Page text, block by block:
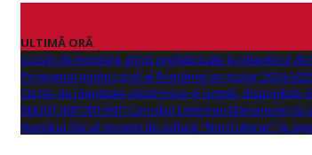
ULTIMĂ ORĂ
Lucrări de montare grinzi prefabricate la obiectivul de
Programul pentru școli al României an școlar 2024-
Cărțile de identitate electronice și simple, disponibile
ANUNŢ IMPORTANT! Consiliul Județean Maramureș
Numărul 262 al revistei de cultură "Nord Literar" își